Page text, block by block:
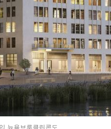
뉴욕브루클린콘도